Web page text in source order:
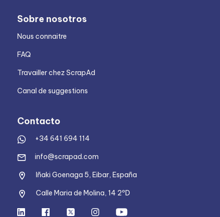
Sobre nosotros
Nous connaitre
FAQ
Travailler chez ScrapAd
Canal de suggestions
Contacto
+34 641 694 114
info@scrapad.com
Iñaki Goenaga 5, Eibar, España
Calle Maria de Molina, 14 2ºD